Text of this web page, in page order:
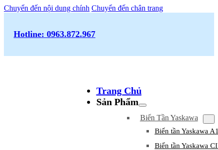
Chuyển đến nội dung chính Chuyển đến chân trang
Hotline: 0963.872.967
Trang Chủ
Sản Phẩm
Biến Tần Yaskawa
Biến tần Yaskawa
Biến tần Yaskawa